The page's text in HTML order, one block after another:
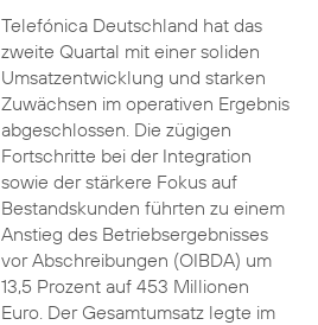
Telefónica Deutschland hat das
zweite Quartal mit einer soliden
Umsatzentwicklung und starken
Zuwächsen im operativen Ergebnis
abgeschlossen. Die zügigen
Fortschritte bei der Integration
sowie der stärkere Fokus auf
Bestandskunden führten zu einem
Anstieg des Betriebsergebnisses
vor Abschreibungen (OIBDA) um
13,5 Prozent auf 453 Millionen
Euro. Der Gesamtumsatz legte im